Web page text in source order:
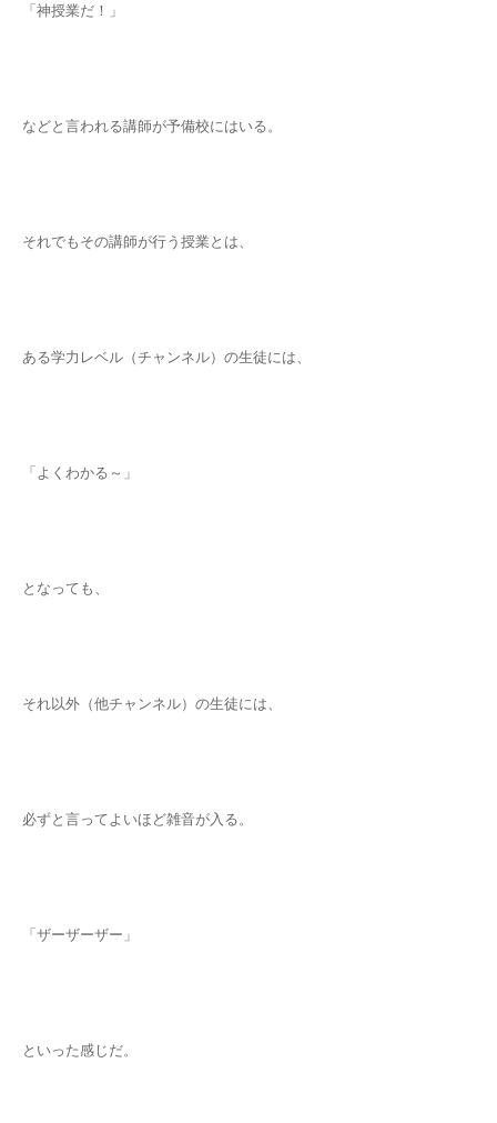
「神授業だ！」
などと言われる講師が予備校にはいる。
それでもその講師が行う授業とは、
ある学力レベル（チャンネル）の生徒には、
「よくわかる～」
となっても、
それ以外（他チャンネル）の生徒には、
必ずと言ってよいほど雑音が入る。
「ザーザーザー」
といった感じだ。